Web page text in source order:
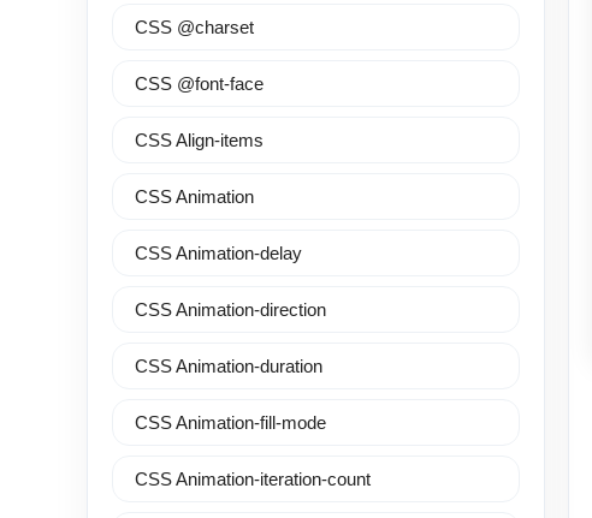
CSS @charset
CSS @font-face
CSS Align-items
CSS Animation
CSS Animation-delay
CSS Animation-direction
CSS Animation-duration
CSS Animation-fill-mode
CSS Animation-iteration-count